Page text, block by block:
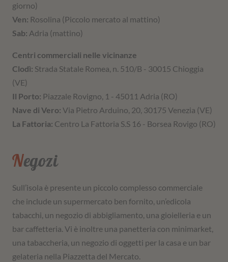
giorno)
Ven: Rosolina (Piccolo mercato al mattino)
Sab: Adria (mattino)
Centri commerciali nelle vicinanze
Clodì: Strada Statale Romea, n. 510/B - 30015 Chioggia
(VE)
Il Porto: Piazzale Rovigno, 1 - 45011 Adria (RO)
Nave di Vero: Via Pietro Arduino, 20, 30175 Venezia (VE)
La Fattoria: Centro La Fattoria S.S 16 - Borsea Rovigo (RO)
Negozi
Sull’isola è presente un piccolo complesso commerciale
che include un supermercato ben fornito, un’edicola
tabacchi, un negozio di abbigliamento, una gioielleria e un
bar caffetteria. Vi è inoltre una panetteria con minimarket,
una tabaccheria, un negozio di oggetti per la casa e un bar
gelateria nella Piazzetta del Mercato.